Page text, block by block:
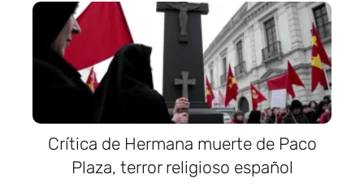
Crítica de Hermana muerte de Paco
Plaza, terror religioso español